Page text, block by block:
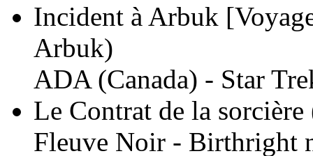
Incident à Arbuk
Arbuk)
ADA (Canada) - Star
Le Contrat de la sorcière
Fleuve Noir - Birthright